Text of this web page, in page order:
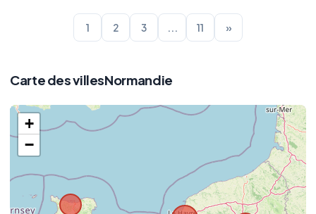
1 2 3 11 »
Carte des villesNormandie
+
−